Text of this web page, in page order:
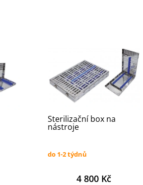
Sterilizační box na
nástroje
do 1-2 týdnů
4 800 Kč